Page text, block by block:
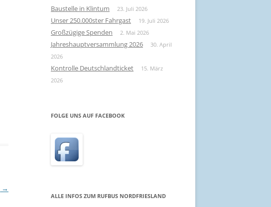
→
Baustelle in Klintum 23. Juli 2026
Unser 250.000ster Fahrgast 19. Juli 2026
Großzügige Spenden 2. Mai 2026
Jahreshauptversammlung 2026
30. April
2026
Kontrolle Deutschlandticket
15. März
2026
FOLGE UNS AUF FACEBOOK
ALLE INFOS ZUM RUFBUS NORDFRIESLAND